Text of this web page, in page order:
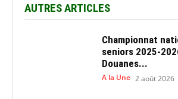
AUTRES ARTICLES
Championnat
seniors 2025-
Douanes...
A la Une 2 août 2026